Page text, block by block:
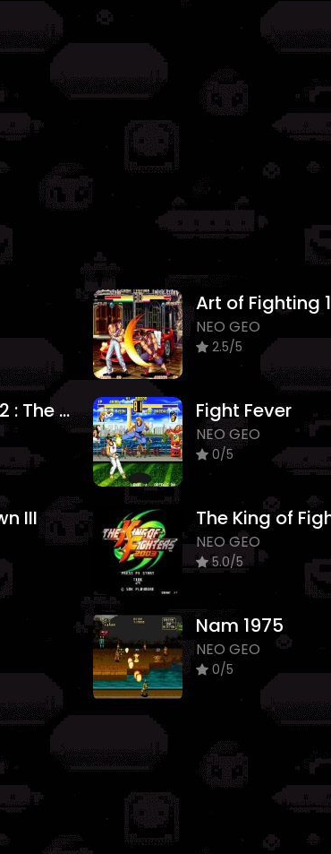
Art of Fighting 1
NEO GEO
2.5/5
Super Sidekicks 2 : The World Championship Fight Fever
NEO GEO
0/5
III
NEO GEO
5.0/5
Nam 1975
NEO GEO
0/5